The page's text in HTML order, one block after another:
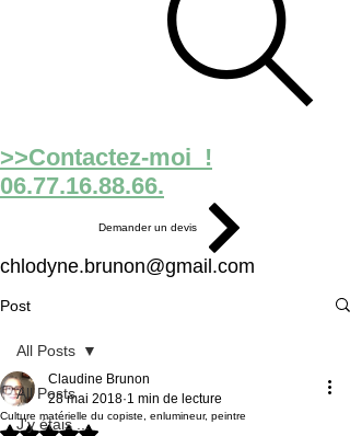
>>Contactez-moi !
06.77.16.88.66.
Demander un devis
chlodyne.brunon@gmail.com
Post
All Posts
J'y étais ...
All Posts
Culture matérielle du copiste, enlumineur, peintre
Claudine Brunon
28 mai 2018 1 min de lecture
Noté NaN étoiles sur 5.